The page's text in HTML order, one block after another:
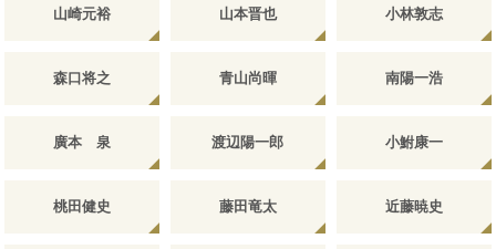
山崎元裕 山本晋也 小林敦志
森口将之 青山尚暉 南陽一浩
廣本 泉 渡辺陽一郎 小鮒康一
桃田健史 藤田竜太 近藤暁史